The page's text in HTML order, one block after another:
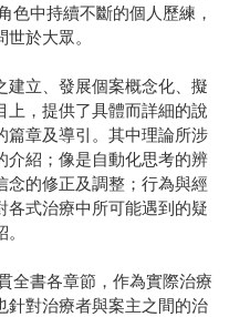
色中持續不斷的個人歷練，
於大眾。
建立、發展個案概念化、擬
上，提供了具體而詳細的說
篇章及導引。其中理論所涉
介紹；像是自動化思考的辨
念的修正及調整；行為與經
各式治療中所可能遇到的疑
全書各章節，作為實際治療
針對治療者與案主之間的治